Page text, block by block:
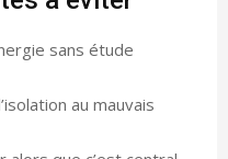
sans étude
au mauvais